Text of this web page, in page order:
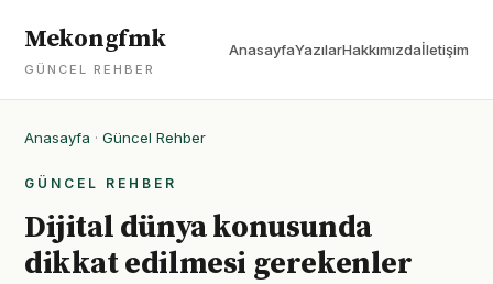
Mekongfmk
GÜNCEL REHBER
AnasayfaYazılarHakkımızdaİletişim
Anasayfa · Güncel Rehber
GÜNCEL REHBER
Dijital dünya konusunda
dikkat edilmesi gerekenler